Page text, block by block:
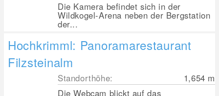
Die Kamera befindet sich in der
Wildkogel-Arena neben der Bergstation
der...
Hochkrimml: Panoramarestaurant
Filzsteinalm
Standorthöhe: 1,654 m
Die Webcam blickt auf das